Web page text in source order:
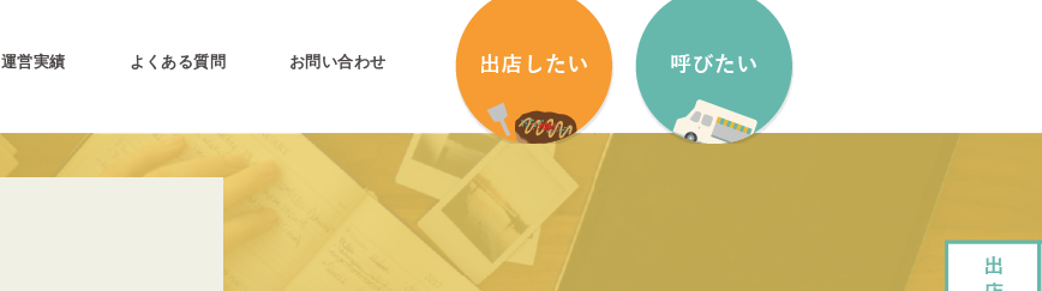
運営実績 よくある質問 お問い合わせ
加盟方法 出店依頼方法